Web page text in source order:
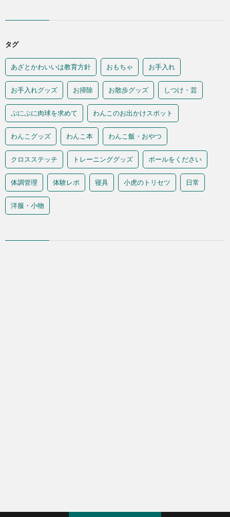
タグ
あざとかわいいは教育方針 おもちゃ お手入れ
お手入れグッズ お掃除 お散歩グッズ しつけ・芸
ぷにぷに肉球を求めて わんこのお出かけスポット
わんこグッズ わんこ本 わんこ飯・おやつ
クロスステッチ トレーニンググッズ ボールをください
体調管理 体験レポ 寝具 小虎のトリセツ 日常
洋服・小物